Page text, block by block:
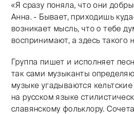
«Я сразу поняла, что они
Анна. - Бывает, приходишь
возникает мысль, что о тебе
воспринимают, а здесь такого
Группа пишет и исполняет
так сами музыканты
музыке угадываются
на русском языке
славянскому фольклору.